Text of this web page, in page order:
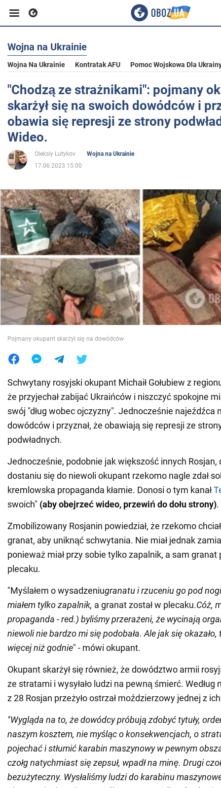
Biznes
Sport
Rozrywka
Życie
Społeczeństwo
Wojna na Ukrainie
Świat
Jedzenie
Wojna na Ukrainie
Wojna Na Ukrainie Kontratak AFU Pomoc Wojskowa Dla
"Chodzą ze strażnikami": pojmany
skarżył się na swoich dowódców i
obawia się represji ze strony
Wideo.
Oleksiy Lutykov
Wojna na Ukrainie
17.06.2023 15:00
Pojmany okupant skarżył się na dowódców
Schwytany rosyjski okupant Michaił Gołubiew z
że przyjechał zabijać Ukraińców i niszczyć spokojne
swój "dług wobec ojczyzny". Jednocześnie najeźdźca
dowódców i przyznał, że obawiają się represji ze
podwładnych.
Jednocześnie, podobnie jak większość innych Rosjan,
dostaniu się do niewoli okupant rzekomo nagle zdał
kremlowska propaganda kłamie. Donosi o tym kanał
swoich" (aby obejrzeć wideo, przewiń do dołu strony).
Zmobilizowany Rosjanin powiedział, że rzekomo
granat, aby uniknąć schwytania. Nie miał jednak
ponieważ miał przy sobie tylko zapalnik, a sam granat
plecaku.
"Myślałem o wysadzeniugranatu i rzuceniu go pod
miałem tylko zapalnik, a granat został w plecaku.Cóż,
propaganda - red.) byliśmy przerażeni, że wycinają
niewoli nie bardzo mi się podobała. Ale jak się
więcej niż godnie" - mówi okupant.
Okupant skarżył się również, że dowództwo armii
ze stratami i wysyłało ludzi na pewną śmierć. Według
z 28 Rosjan przeżyło ostrzał moździerzowy jednej z
"Wygląda na to, że dowódcy próbują zdobyć tytuły,
naszym kosztem, nie myśląc o konsekwencjach, o strat
pojechać i stłumić karabin maszynowy w pewnym
czołg natychmiast się zepsuł, wpadł na minę. Drugi
bezużyteczny. Wysłaliśmy ludzi do karabinu